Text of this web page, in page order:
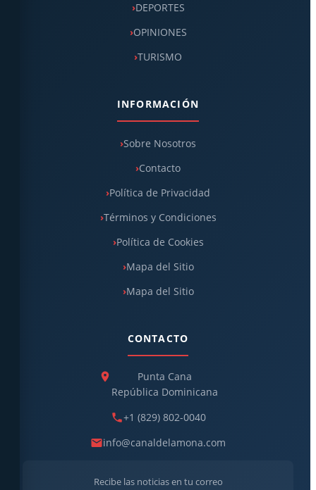
DEPORTES
OPINIONES
TURISMO
INFORMACIÓN
Sobre Nosotros
Contacto
Política de Privacidad
Términos y Condiciones
Política de Cookies
Mapa del Sitio
Mapa del Sitio
CONTACTO
Punta Cana
República Dominicana
+1 (829) 802-0040
info@canaldelamona.com
Recibe las noticias en tu correo